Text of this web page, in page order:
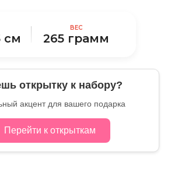
см
ВЕС
265 грамм
открытку к набору?
акцент для вашего подарка
Перейти к открыткам